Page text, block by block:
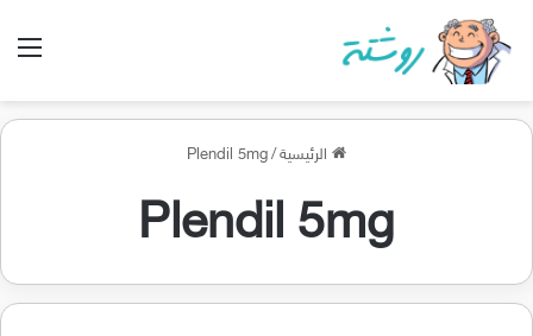
الرئيسية/
Plendil 5mg
Plendil 5mg